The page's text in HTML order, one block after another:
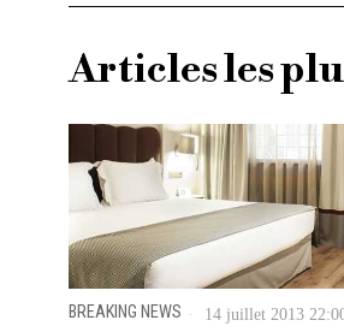
Articles les
BREAKING NEWS 14 juillet 2013